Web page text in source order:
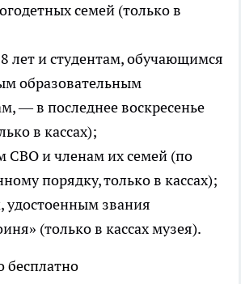
семей (только в
лет и студентам, обучающимся
образовательным
— в последнее воскресенье
в кассах);
СВО и членам их семей (по
порядку, только в кассах);
звания
(только в кассах музея).